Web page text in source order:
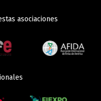
asociaciones